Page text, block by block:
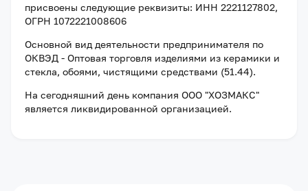
присвоены следующие реквизиты: ИНН 2221127802,
ОГРН 1072221008606
Основной вид деятельности предпринимателя по
ОКВЭД - Оптовая торговля изделиями из керамики и
стекла, обоями, чистящими средствами (51.44).
На сегодняшний день компания ООО "ХОЗМАКС"
является ликвидированной организацией.